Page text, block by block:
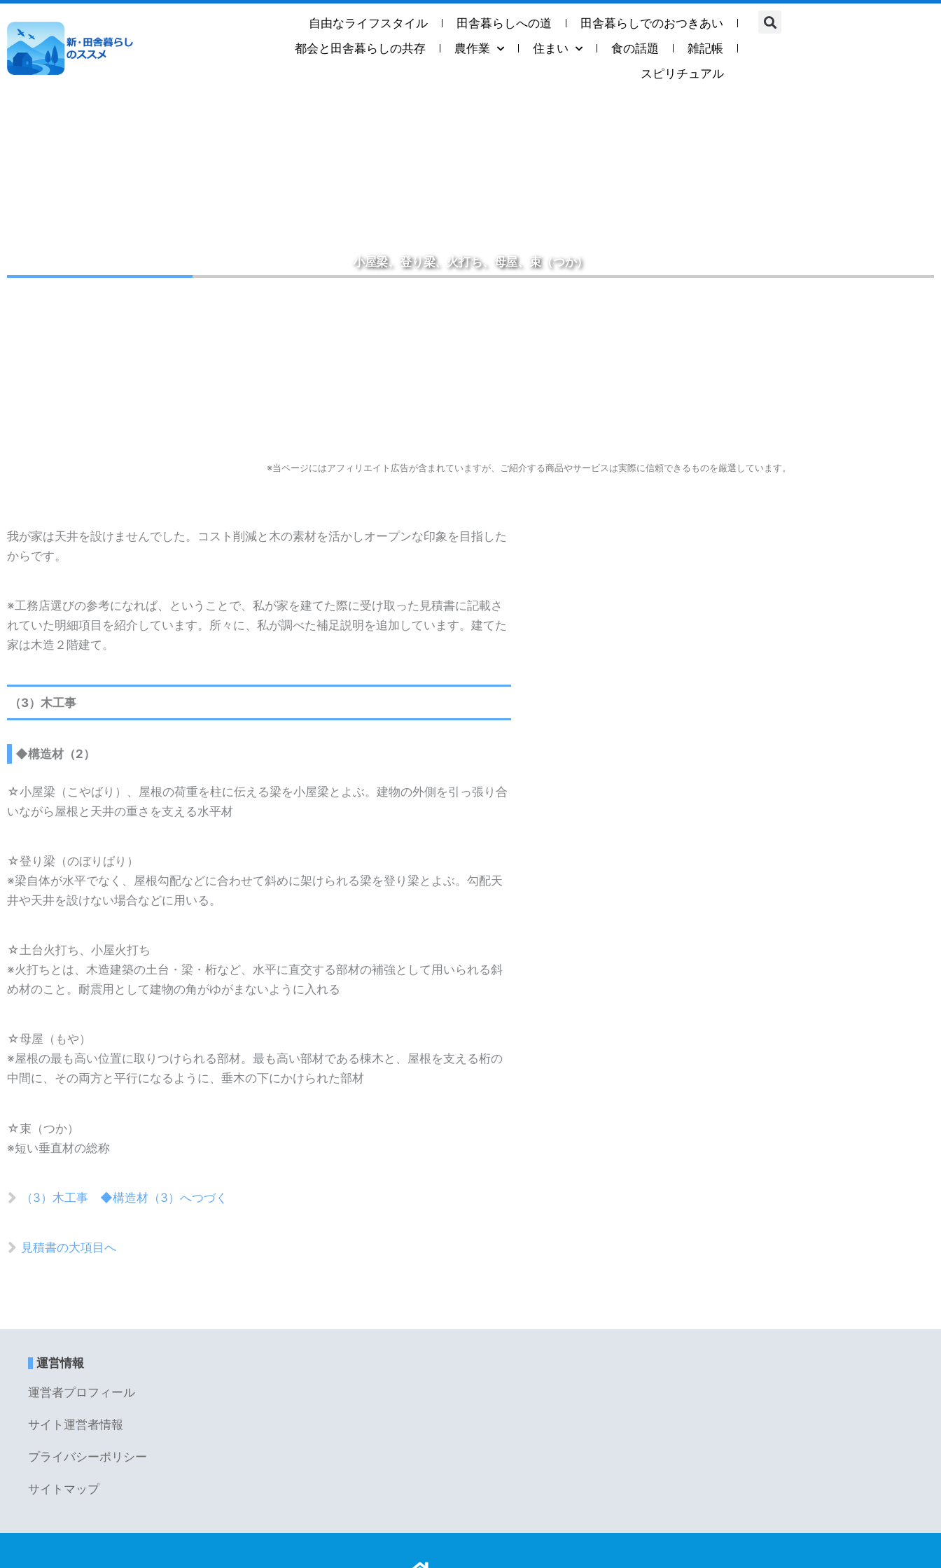
容
を
ス
自由なライフスタイル 田舎暮らしへの道
田舎暮らしでのおつきあい
都会と田舎暮らしの共存
農作業 住まい 食の話題
雑記帳
スピリチュアル
小屋梁、登り梁、火打ち、母屋、束（つか）
※当ページにはアフィリエイト広告が含まれていますが、ご紹介する商品やサービスは実際に信頼できるものを厳選しています。
我が家は天井を設けませんでした。コスト削減と木の素材を活かしオープンな印象を目指した
からです。
※工務店選びの参考になれば、ということで、私が家を建てた際に受け取った見積書に記載さ
れていた明細項目を紹介しています。所々に、私が調べた補足説明を追加しています。建てた
家は木造２階建て。
（3）木工事
◆構造材（2）
☆小屋梁（こやばり）、屋根の荷重を柱に伝える梁を小屋梁とよぶ。建物の外側を引っ張り合
いながら屋根と天井の重さを支える水平材
☆登り梁（のぼりばり）
※梁自体が水平でなく、屋根勾配などに合わせて斜めに架けられる梁を登り梁とよぶ。勾配天
井や天井を設けない場合などに用いる。
☆土台火打ち、小屋火打ち
※火打ちとは、木造建築の土台・梁・桁など、水平に直交する部材の補強として用いられる斜
め材のこと。耐震用として建物の角がゆがまないように入れる
☆母屋（もや）
※屋根の最も高い位置に取りつけられる部材。最も高い部材である棟木と、屋根を支える桁の
中間に、その両方と平行になるように、垂木の下にかけられた部材
☆束（つか）
※短い垂直材の総称
（3）木工事 ◆構造材（3）へつづく
見積書の大項目へ
運営情報
運営者プロフィール
サイト運営者情報
プライバシーポリシー
サイトマップ